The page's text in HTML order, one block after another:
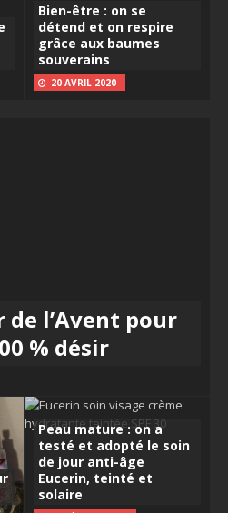
Bien-être : on se
détend et on respire
grâce aux baumes
souverains
20 AVRIL 2020
l’Avent pour
% désir
Peau mature : on a
testé et adopté le soin
de jour anti-âge
Eucerin, teinté et
solaire